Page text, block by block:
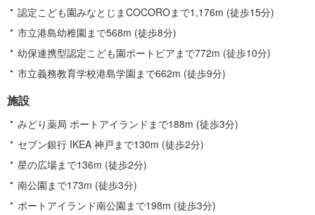
認定こども園みなとじまCOCOROまで1,176m (徒歩15分)
市立港島幼稚園まで568m (徒歩8分)
幼保連携型認定こども園ポートピアまで772m (徒歩10分)
市立義務教育学校港島学園まで662m (徒歩9分)
施設
みどり薬局 ポートアイランドまで188m (徒歩3分)
セブン銀行 IKEA 神戸まで130m (徒歩2分)
星の広場まで136m (徒歩2分)
南公園まで173m (徒歩3分)
ポートアイランド南公園まで198m (徒歩3分)